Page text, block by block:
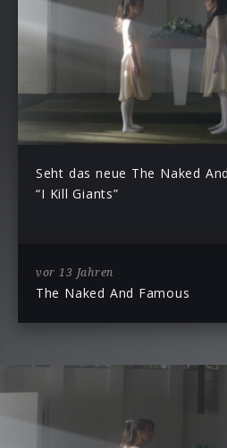
Seht das neue The Naked
“I Kill Giants”
vor 13 Jahren
The Naked And Famous